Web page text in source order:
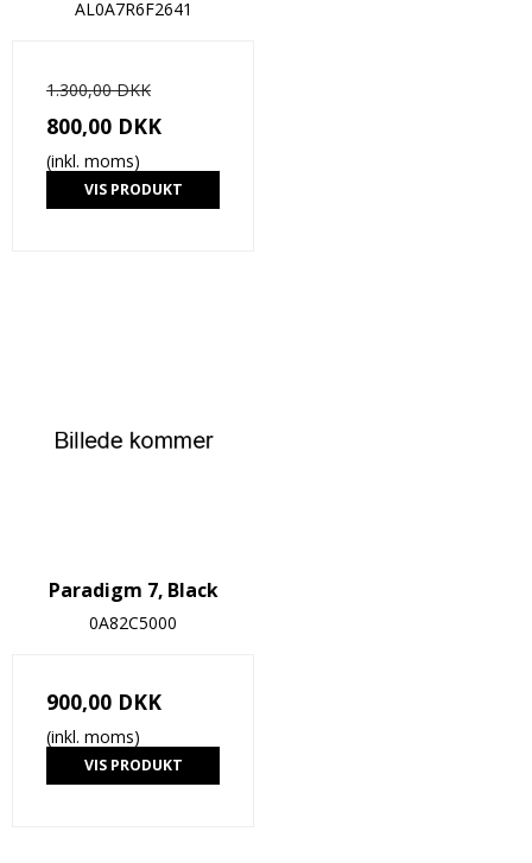
AL0A7R6F2641
1.300,00 DKK
800,00 DKK
(inkl. moms)
VIS PRODUKT
Paradigm 7, Black
0A82C5000
900,00 DKK
(inkl. moms)
VIS PRODUKT